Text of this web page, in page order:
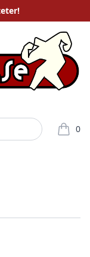
!
0
varor i